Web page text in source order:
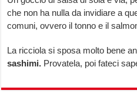
che non ha nulla da invidiare a
comuni, ovvero il tonno e il
La ricciola si sposa molto bene
sashimi. Provatela, poi fateci